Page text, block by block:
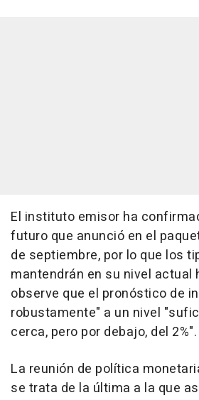
El instituto emisor ha
futuro que anunció en el
de septiembre, por lo que los
mantendrán en su nivel actual
observe que el pronóstico de
robustamente" a un nivel
cerca, pero por debajo, del 2%".
La reunión de política
se trata de la última a la que